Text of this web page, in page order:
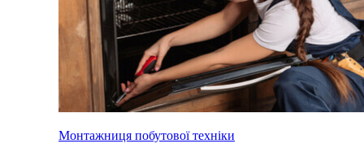
Монтажниця побутової техніки